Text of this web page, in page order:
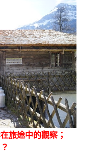
旅途中的觀察；